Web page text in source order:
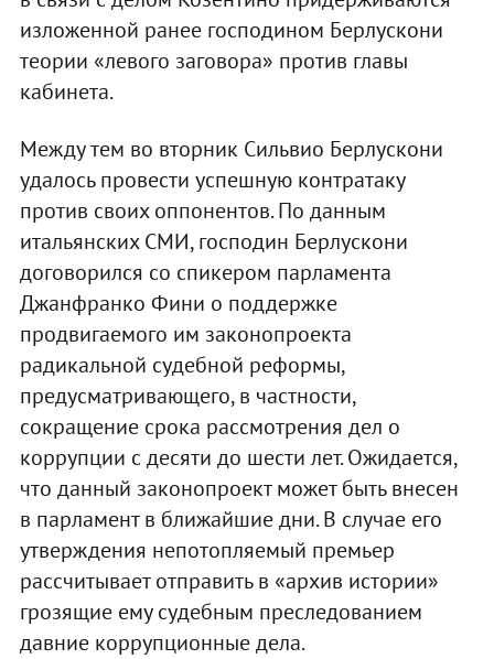
изложенной ранее господином Берлускони
теории «левого заговора» против главы
кабинета.
Между тем во вторник Сильвио Берлускони
удалось провести успешную контратаку
против своих оппонентов. По данным
итальянских СМИ, господин Берлускони
договорился со спикером парламента
Джанфранко Фини о поддержке
продвигаемого им законопроекта
радикальной судебной реформы,
предусматривающего, в частности,
сокращение срока рассмотрения дел о
коррупции с десяти до шести лет. Ожидается,
что данный законопроект может быть внесен
в парламент в ближайшие дни. В случае его
утверждения непотопляемый премьер
рассчитывает отправить в «архив истории»
грозящие ему судебным преследованием
давние коррупционные дела.